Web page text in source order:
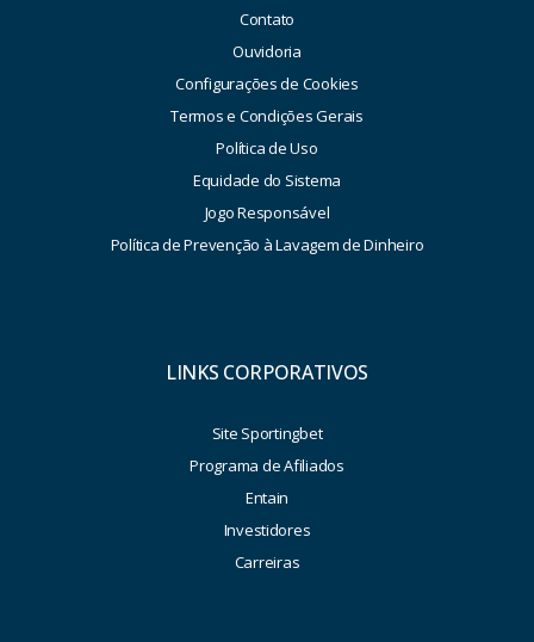
Contato
Ouvidoria
Configurações de Cookies
Termos e Condições Gerais
Política de Uso
Equidade do Sistema
Jogo Responsável
Política de Prevenção à Lavagem de Dinheiro
LINKS CORPORATIVOS
Site Sportingbet
Programa de Afiliados
Entain
Investidores
Carreiras